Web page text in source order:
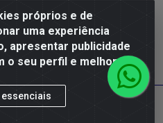
próprios e de
uma experiência
apresentar publicidade
o seu perfil e melhorar a
essenciais
Abdias de Carvalho, 962 -
50.640-525 - CNPJ
0001-48